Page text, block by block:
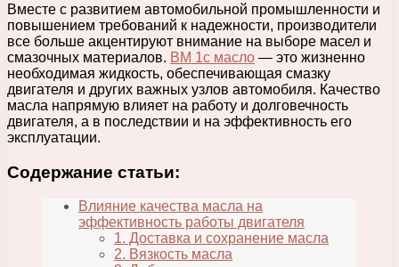
Вместе с развитием автомобильной промышленности и
повышением требований к надежности, производители
все больше акцентируют внимание на выборе масел и
смазочных материалов. ВМ 1с масло — это жизненно
необходимая жидкость, обеспечивающая смазку
двигателя и других важных узлов автомобиля. Качество
масла напрямую влияет на работу и долговечность
двигателя, а в последствии и на эффективность его
эксплуатации.
Содержание статьи:
Влияние качества масла на
эффективность работы двигателя
1. Доставка и сохранение масла
2. Вязкость масла